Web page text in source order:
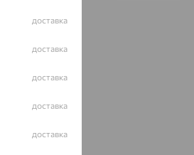
доставка
доставка
доставка
доставка
доставка